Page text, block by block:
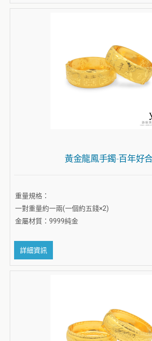
黃金龍鳳手鐲-百年好
重量規格：
一對重量約一兩(一個約五錢×2)
金屬材質：9999純金
詳細資訊